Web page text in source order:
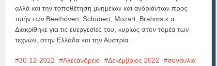
αλλά και την τοποθέτηση μνημείων και ανδριάντων προς
τιμήν των Beethoven, Schubert, Mozart, Brahms κ.α.
Διακρίθηκε για τις ευεργεσίες του, κυρίως στον τομέα των
τεχνών, στην Ελλάδα και την Αυστρία.
30-12-2022 Αλεξάνδρειο Δεκέμβριος 2022
συναυλία